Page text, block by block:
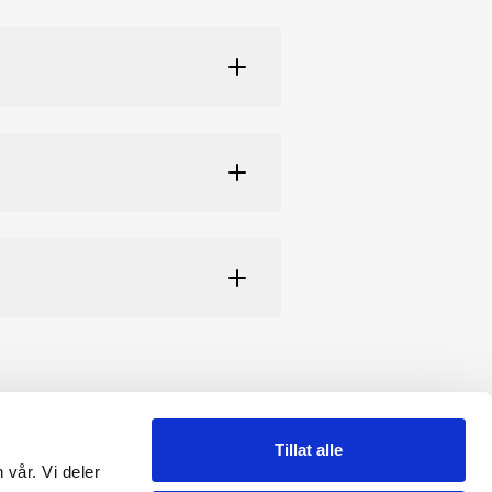
vår. Vi deler
Tillat alle
RME